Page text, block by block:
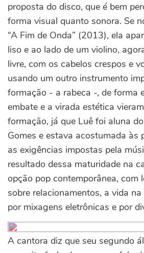
proposta do disco, que é bem
forma visual quanto sonora. Se
“A Fim de Onda” (2013), ela
liso e ao lado de um violino,
livre, com os cabelos crespos e
usando um outro instrumento
formação - a rabeca -, de forma
embate e a virada estética
formação, já que Luê foi aluna
Gomes e estava acostumada às
as exigências impostas pela
resultado dessa maturidade na
opção pop contemporânea, com
sobre relacionamentos, a vida
por mixagens eletrônicas e por
A cantora diz que seu segundo